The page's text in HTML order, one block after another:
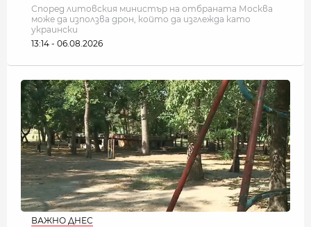
Според литовския министър на отбраната Москва
може да използва дрон, който да изглежда като
украински
13:14 - 06.08.2026
ВАЖНО ДНЕС